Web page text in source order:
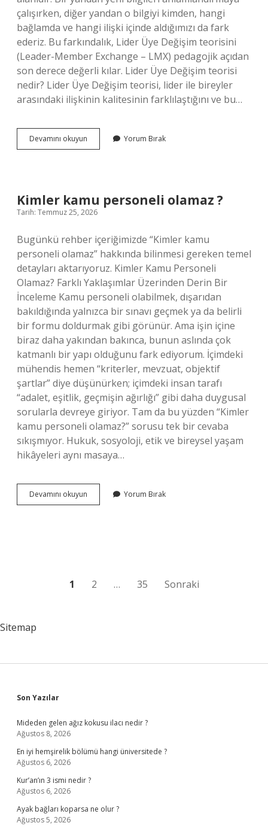
çalışırken, diğer yandan o bilgiyi kimden, hangi
bağlamda ve hangi ilişki içinde aldığımızı da fark
ederiz. Bu farkındalık, Lider Üye Değişim teorisini
(Leader-Member Exchange – LMX) pedagojik açıdan
son derece değerli kılar. Lider Üye Değişim teorisi
nedir? Lider Üye Değişim teorisi, lider ile bireyler
arasındaki ilişkinin kalitesinin farklılaştığını ve bu…
Devamını okuyun
Üye
Yorum Bırak
Kimler kamu personeli olamaz ?
Tarih: Temmuz 25, 2026
Bugünkü rehber içeriğimizde “Kimler kamu
personeli olamaz” hakkında bilinmesi gereken temel
detayları aktarıyoruz. Kimler Kamu Personeli
Olamaz? Farklı Yaklaşımlar Üzerinden Derin Bir
İnceleme Kamu personeli olabilmek, dışarıdan
bakıldığında yalnızca bir sınavı geçmek ya da belirli
bir formu doldurmak gibi görünür. Ama işin içine
biraz daha yakından bakınca, bunun aslında çok
katmanlı bir yapı olduğunu fark ediyorum. İçimdeki
mühendis hemen “kriterler, mevzuat, objektif
şartlar” diye düşünürken; içimdeki insan tarafı
“adalet, eşitlik, geçmişin ağırlığı” gibi daha duygusal
sorularla devreye giriyor. Tam da bu yüzden “Kimler
kamu personeli olamaz?” sorusu tek bir cevaba
sıkışmıyor. Hukuk, sosyoloji, etik ve bireysel yaşam
hikâyeleri aynı masaya…
Devamını okuyun
kamu
Yorum Bırak
1 2 … 35 Sonraki
Sitemap
Sidebar
Son Yazılar
Mideden gelen ağız kokusu ilacı nedir ?
Ağustos 8, 2026
En iyi hemşirelik bölümü hangi üniversitede ?
Ağustos 6, 2026
Kur’an’ın 3 ismi nedir ?
Ağustos 6, 2026
Ayak bağları koparsa ne olur ?
Ağustos 5, 2026